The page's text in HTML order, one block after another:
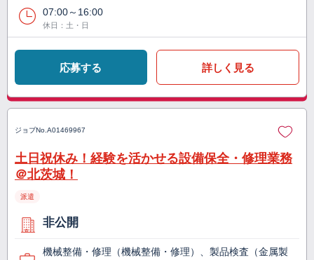
07:00～16:00
休日：土・日
応募する 詳しく見る
ジョブNo. A01469967
土日祝休み！経験を活かせる設備保全・修理業務
＠北茨城！
派遣
非公開
機械整備・修理（機械整備・修理）、製品検査（金属製